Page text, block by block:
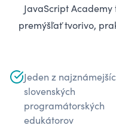
JavaScript
premýšľať tvorivo,
Jeden z
slovenských
programátorských
edukátorov